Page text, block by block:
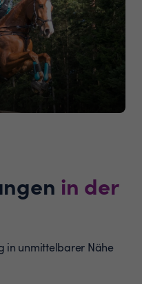
in der
in unmittelbarer Nähe